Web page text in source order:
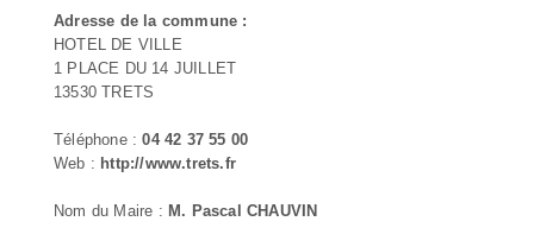
Adresse de la commune :
HOTEL DE VILLE
1 PLACE DU 14 JUILLET
13530 TRETS
Téléphone :04 42 37 55 00
Web : http://www.trets.fr
Nom du Maire : M. Pascal CHAUVIN